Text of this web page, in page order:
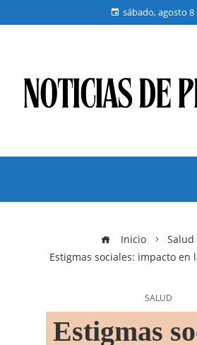
sábado, agosto 8
Inicio
Salud
Estigmas sociales: impacto en
SALUD
Estigmas